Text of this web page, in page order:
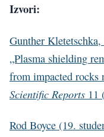
Izvori:
Gunther
„Plasma shielding
from impacted rocks
Scientific Reports 11
Rod Boyce (19.